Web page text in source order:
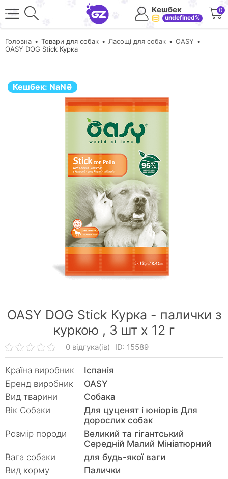
Кешбек
undefined%
0
Головна Товари для собак Ласощі для собак
OASY
OASY DOG Stick Курка
Кешбек: NaN₴
OASY DOG Stick Курка - палички з
куркою , 3 шт x 12 г
0 відгука(ів) ID: 15589
Країна виробник
Іспанія
Бренд виробник
OASY
Вид тварини
Собака
Вік Собаки
Для цуценят і юніорів Для
дорослих собак
Розмір породи
Великий та гігантський
Середній Малий Мініатюрний
Вага собаки
для будь-якої ваги
Вид корму
Палички